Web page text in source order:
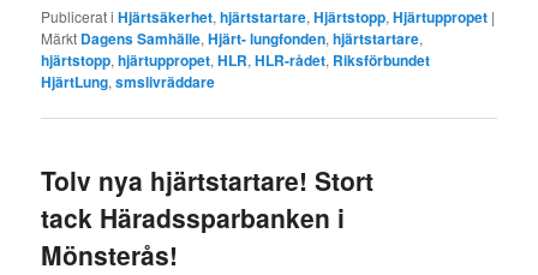
Publicerat i Hjärtsäkerhet,hjärtstartare,Hjärtstopp,Hjärtuppropet |
Märkt Dagens Samhälle,Hjärt- lungfonden,hjärtstartare,
hjärtstopp,hjärtuppropet,HLR,HLR-rådet, Riksförbundet
HjärtLung,smslivräddare
Tolv nya hjärtstartare! Stort
tack Häradssparbanken i
Mönsterås!